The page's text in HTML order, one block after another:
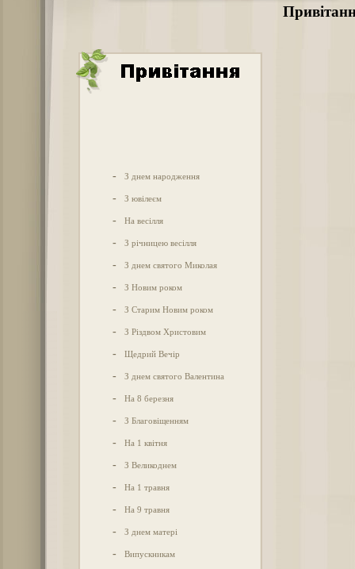
- З днем народження
- З ювілеєм
- На весілля
- З річницею весілля
- З днем святого Миколая
- З Новим роком
- З Старим Новим роком
- З Різдвом Христовим
- Щедрий Вечір
- З днем святого Валентина
- На 8 березня
- З Благовіщенням
- На 1 квітня
- З Великоднем
- На 1 травня
- На 9 травня
- З днем матері
- Випускникам